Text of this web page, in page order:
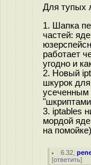
Для тупых
1. Шапка
частей:
работает
угодно и
2. Новый
шкурок для
усеченным
3. iptables
мордой
на
6.32 ,
[ответить]